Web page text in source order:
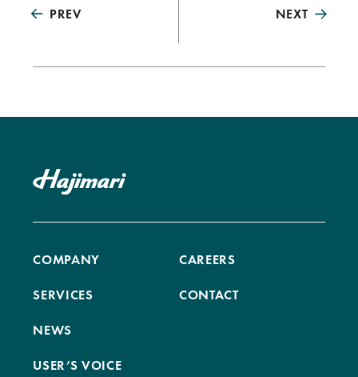
PREV NEXT
COMPANY
SERVICES
NEWS
USER’S VOICE
CAREERS
CONTACT